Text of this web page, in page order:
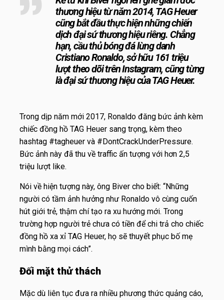
thương hiệu từ năm 2014, TAG Heuer
cũng bắt đầu thực hiện những chiến
dịch đại sứ thương hiệu riêng. Chẳng
hạn, cầu thủ bóng đá lừng danh
Cristiano Ronaldo, sở hữu 161 triệu
lượt theo dõi trên Instagram, cũng từng
là đại sứ thương hiệu của TAG Heuer.
Trong dịp năm mới 2017, Ronaldo đăng bức ảnh kèm
chiếc đồng hồ TAG Heuer sang trọng, kèm theo
hashtag #tagheuer và #DontCrackUnderPressure.
Bức ảnh này đã thu về traffic ấn tượng với hơn 2,5
triệu lượt like.
Nói về hiện tượng này, ông Biver cho biết: “Những
người có tầm ảnh hưởng như Ronaldo vô cùng cuốn
hút giới trẻ, thậm chí tạo ra xu hướng mới. Trong
trường hợp người trẻ chưa có tiền để chi trả cho chiếc
đồng hồ xa xỉ TAG Heuer, họ sẽ thuyết phục bố mẹ
mình bằng mọi cách”.
Đối mặt thử thách
Mặc dù liên tục đưa ra nhiều phương thức quảng cáo,